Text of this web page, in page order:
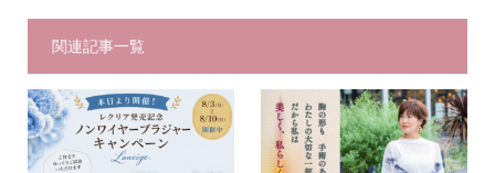
関連記事一覧